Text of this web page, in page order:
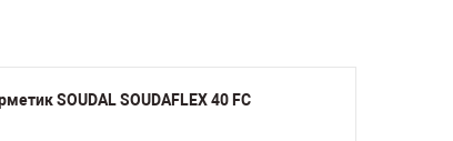
SOUDAL SOUDAFLEX 40 FC